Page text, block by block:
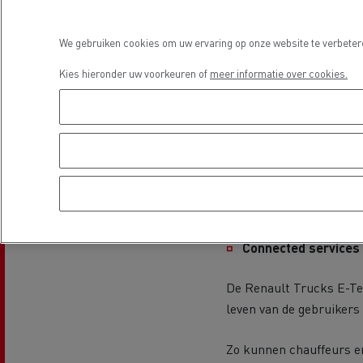
tot 220 km autonomie
waardoor hij kan
De Renault Trucks E-
220 km op één
Connected
De Renault Trucks E-
leven van de
Zo kunnen chauffeurs
We gebruiken cookies om uw ervaring op onze website te
Kies hieronder uw voorkeuren of meer informatie over cookies.